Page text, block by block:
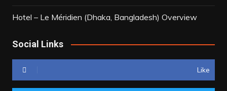
Hotel – Le Méridien (Dhaka, Bangladesh) Overview
Social Links
Like